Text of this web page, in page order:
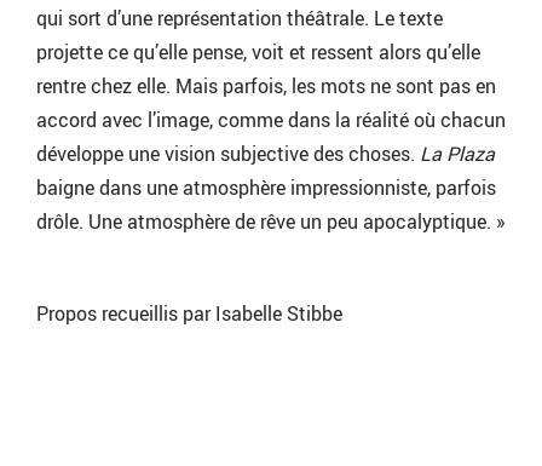
qui sort d’une représentation théâtrale. Le texte
projette ce qu’elle pense, voit et ressent alors qu’elle
rentre chez elle. Mais parfois, les mots ne sont pas en
accord avec l’image, comme dans la réalité où chacun
développe une vision subjective des choses. La Plaza
baigne dans une atmosphère impressionniste, parfois
drôle. Une atmosphère de rêve un peu apocalyptique. »
Propos recueillis par Isabelle Stibbe